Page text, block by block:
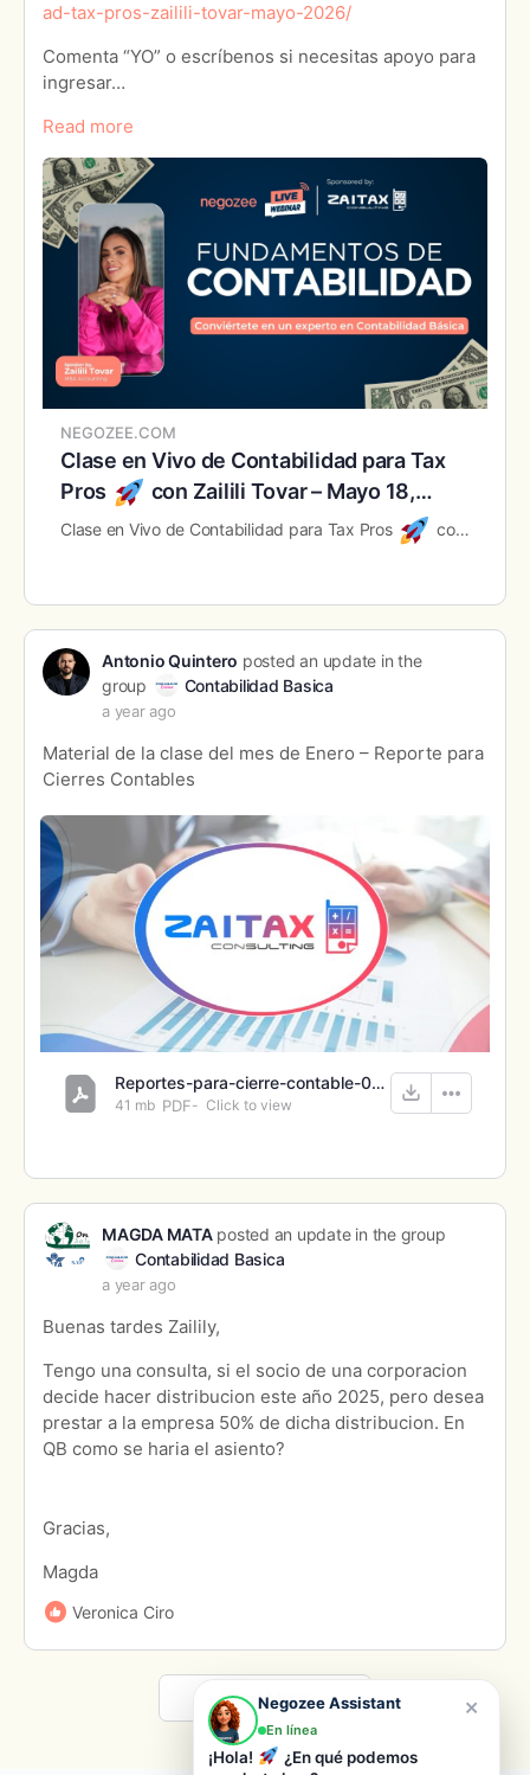
ad-tax-pros-zailili-tovar-mayo-2026/
Comenta “YO” o escríbenos si necesitas apoyo para
ingresar…
Read more
NEGOZEE.COM
Clase en Vivo de Contabilidad para Tax
Pros
con Zailili Tovar – Mayo 18,
2026
Clase en Vivo de Contabilidad para Tax Pros con Zailili Tovar – Mayo 18, 2026
Antonio Quintero posted an update in the
group
Contabilidad Basica
a year ago
Material de la clase del mes de Enero – Reporte para
Cierres Contables
Reportes-para-cierre-contable-012025.pdf
41 mb PDF- Click to view
MAGDA MATAposted an update in the group
Contabilidad Basica
a year ago
Buenas tardes Zailily,
Tengo una consulta, si el socio de una corporacion
decide hacer distribucion este año 2025, pero desea
prestar a la empresa 50% de dicha distribucion. En
QB como se haria el asiento?
Gracias,
Magda
Veronica Ciro
Load More ×
Negozee Assistant
En línea
¡Hola!
¿En qué podemos